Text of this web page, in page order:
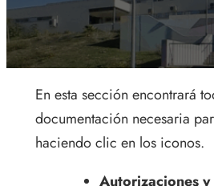
En esta sección encontrará
documentación necesaria
haciendo clic en los iconos.
Autorizaciones y